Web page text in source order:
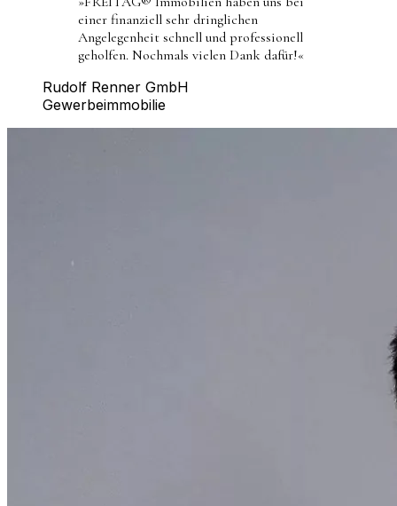
einer finanziell sehr dringlichen
Angelegenheit schnell und professionell
geholfen. Nochmals vielen Dank dafür!«
Rudolf Renner GmbH
Gewerbeimmobilie